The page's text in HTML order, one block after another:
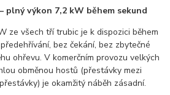
plný výkon 7,2 kW během sekund
ze všech tří trubic je k dispozici během
bez čekání, bez zbytečné
ohřevu. V komerčním provozu velkých
obměnou hostů (přestávky mezi
je okamžitý náběh zásadní.